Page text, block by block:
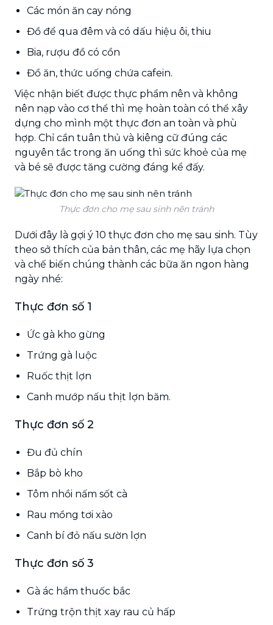
Các món ăn cay nóng
Đồ để qua đêm và có dấu hiệu ôi, thiu
Bia, rượu đồ có cồn
Đồ ăn, thức uống chứa cafein.
Việc nhận biết được thực phẩm nên và không
nên nạp vào cơ thể thì mẹ hoàn toàn có thể xây
dựng cho mình một thực đơn an toàn và phù
hợp. Chỉ cần tuân thủ và kiêng cữ đúng các
nguyên tắc trong ăn uống thì sức khoẻ của mẹ
và bé sẽ được tăng cường đáng kể đấy.
Thực đơn cho mẹ sau sinh nên tránh
Dưới đây là gợi ý 10 thực đơn cho mẹ sau sinh. Tùy
theo sở thích của bản thân, các mẹ hãy lựa chọn
và chế biến chúng thành các bữa ăn ngon hàng
ngày nhé:
Thực đơn số 1
Ức gà kho gừng
Trứng gà luộc
Ruốc thịt lợn
Canh mướp nấu thịt lợn băm.
Thực đơn số 2
Đu đủ chín
Bắp bò kho
Tôm nhồi nấm sốt cà
Rau mồng tơi xào
Canh bí đỏ nấu sườn lợn
Thực đơn số 3
Gà ác hầm thuốc bắc
Trứng trộn thịt xay rau củ hấp